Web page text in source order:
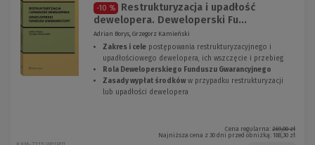
-10 %
Restrukturyzacja i upadłość
dewelopera. Deweloperski Fu...
Adrian Borys, Grzegorz Kamieński
Zakres i cele postępowania restrukturyzacyjnego i
upadłościowego dewelopera, ich wszczęcie i przebieg
Rola Deweloperskiego Funduszu Gwarancyjnego
Zasady wypłat środkóww przypadku restrukturyzacji
lub upadłości dewelopera
Cena regularna: 269,00 zł
Najniższa cena z 30 dni przed obniżką: 188,30 zł